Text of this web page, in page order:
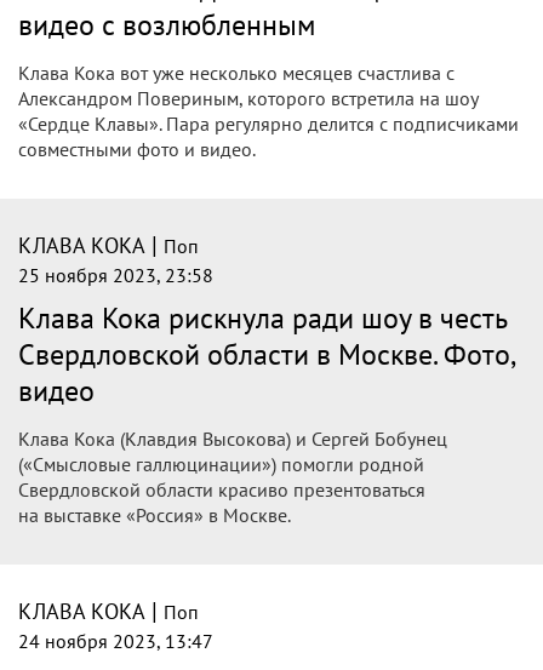
КЛАВА КОКА|Поп
28 ноября 2023, 15:24
«Всегда на связи!» Клава Кока
встретила любимую учительницу из
специально приехала к ней повидаться
КЛАВА КОКА|Поп
28 ноября 2023, 06:00
Раскрываем гонорары топовых звезд
России за новогодние корпоративы
КЛАВА КОКА |